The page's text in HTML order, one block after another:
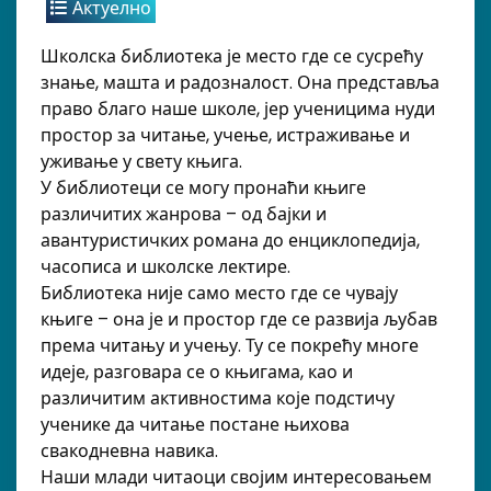
Актуелно
Школска библиотека је место где се сусрећу
знање, машта и радозналост. Она представља
право благо наше школе, јер ученицима нуди
простор за читање, учење, истраживање и
уживање у свету књига.
У библиотеци се могу пронаћи књиге
различитих жанрова – од бајки и
авантуристичких романа до енциклопедија,
часописа и школске лектире.
Библиотека није само место где се чувају
књиге – она је и простор где се развија љубав
према читању и учењу. Ту се покрећу многе
идеје, разговара се о књигама, као и
различитим активностима које подстичу
ученике да читање постане њихова
свакодневна навика.
Наши млади читаоци својим интересовањем